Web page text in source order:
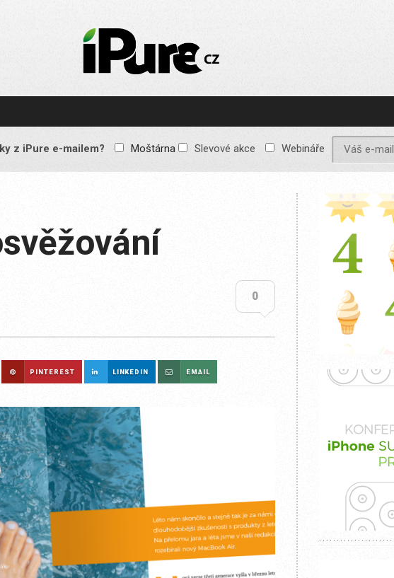
IPURE.CZ
Prémiový Apple e-
reklamy, žádné
obsah pro všechny
z iPure e-mailem? Moštárna Slevové akce Webináře
0
PINTEREST LINKEDIN EMAIL